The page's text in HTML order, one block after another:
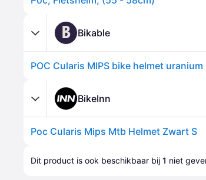
B Bikable
BikeInn
Poc Cularis Mips Mtb Helmet Zwart S
Dit product is ook beschikbaar bij 1 niet